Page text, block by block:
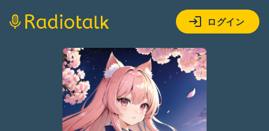
ログイン